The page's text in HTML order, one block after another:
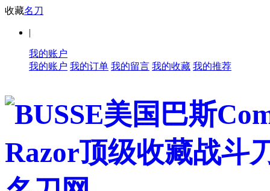
收藏名刀
|
我的账户
我的账户 我的订单 我的留言 我的收藏 我的推荐